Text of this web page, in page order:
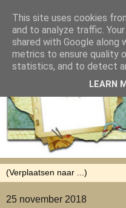
25 november 2018
This site uses cookies
and to analyze traffic.
shared with Google along
metrics to ensure quality
statistics, and to detect
LEARN